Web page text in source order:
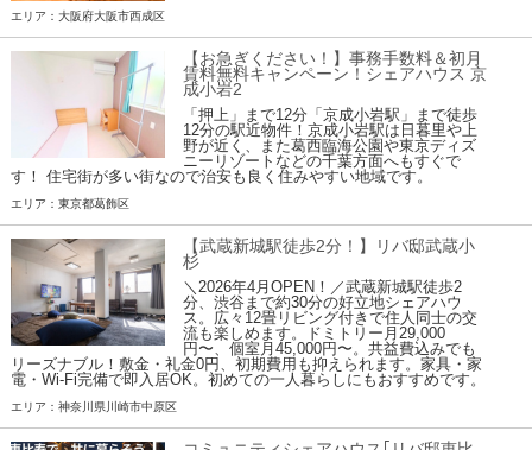
エリア：大阪府大阪市西成区
【お急ぎください！】事務手数料＆初月
賃料無料キャンペーン！シェアハウス 京
成小岩2
「押上」まで12分「京成小岩駅」まで徒歩
12分の駅近物件！京成小岩駅は日暮里や上
野が近く、また葛西臨海公園や東京ディズ
ニーリゾートなどの千葉方面へもすぐで
す！ 住宅街が多い街なので治安も良く住みやすい地域です。
エリア：東京都葛飾区
【武蔵新城駅徒歩2分！】リバ邸武蔵小
杉
＼2026年4月OPEN！／武蔵新城駅徒歩2
分、渋谷まで約30分の好立地シェアハウ
ス。広々12畳リビング付きで住人同士の交
流も楽しめます。ドミトリー月29,000
円〜、個室月45,000円〜。共益費込みでも
リーズナブル！敷金・礼金0円、初期費用も抑えられます。家具・家
電・Wi-Fi完備で即入居OK。初めての一人暮らしにもおすすめです。
エリア：神奈川県川崎市中原区